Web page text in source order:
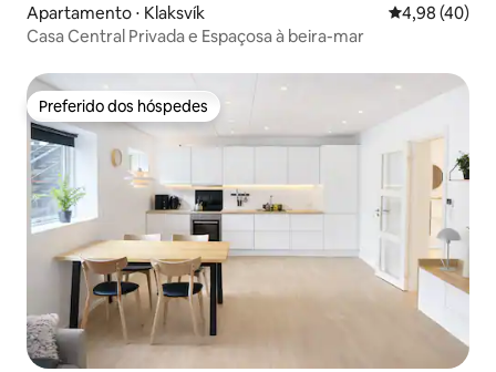
Apartamento ⋅ Klaksvík 4,98 de uma
4,98 (40)
Casa Central Privada e Espaçosa à beira-mar
Preferido dos hóspedes
Preferido dos hóspedes